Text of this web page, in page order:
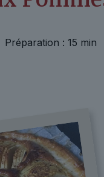
Préparation : 15 min